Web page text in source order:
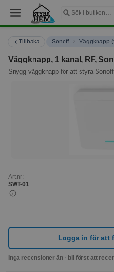
Tillbaka Sonoff › Väggknapp
Väggknapp, 1 kanal, RF,
Snygg väggknapp för att styra
Art.nr:
SWT-01
Logga in för att
Inga recensioner än · bli först att